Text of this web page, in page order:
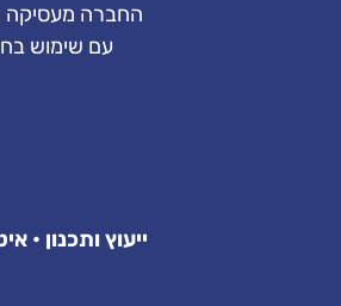
החברה מעסיקה
עם שימוש
ייעוץ ותכנון •